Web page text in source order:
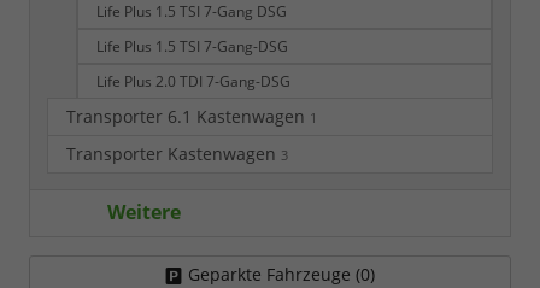
Life Plus 1.5 TSI 7-Gang DSG
Life Plus 1.5 TSI 7-Gang-DSG
Life Plus 2.0 TDI 7-Gang-DSG
Transporter 6.1 Kastenwagen 1
Transporter Kastenwagen 3
Weitere
Geparkte Fahrzeuge (0)